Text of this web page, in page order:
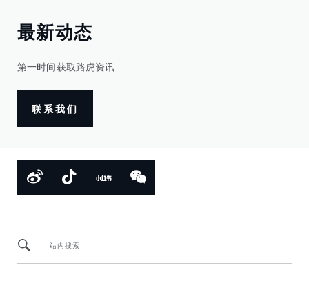
最新动态
第一时间获取路虎资讯
联系我们
站内搜索